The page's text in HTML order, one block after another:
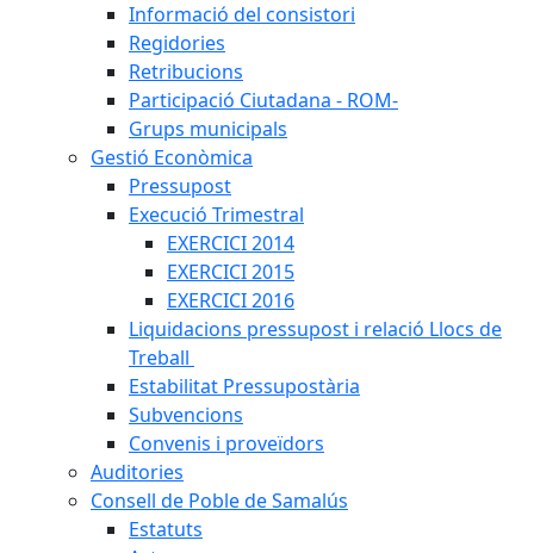
Informació del consistori
Regidories
Retribucions
Participació Ciutadana - ROM-
Grups municipals
Gestió Econòmica
Pressupost
Execució Trimestral
EXERCICI 2014
EXERCICI 2015
EXERCICI 2016
Liquidacions pressupost i relació Llocs de
Treball
Estabilitat Pressupostària
Subvencions
Convenis i proveïdors
Auditories
Consell de Poble de Samalús
Estatuts